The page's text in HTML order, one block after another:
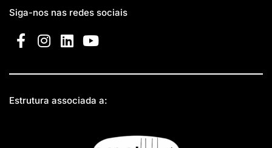
Siga-nos nas redes sociais
Estrutura associada a: